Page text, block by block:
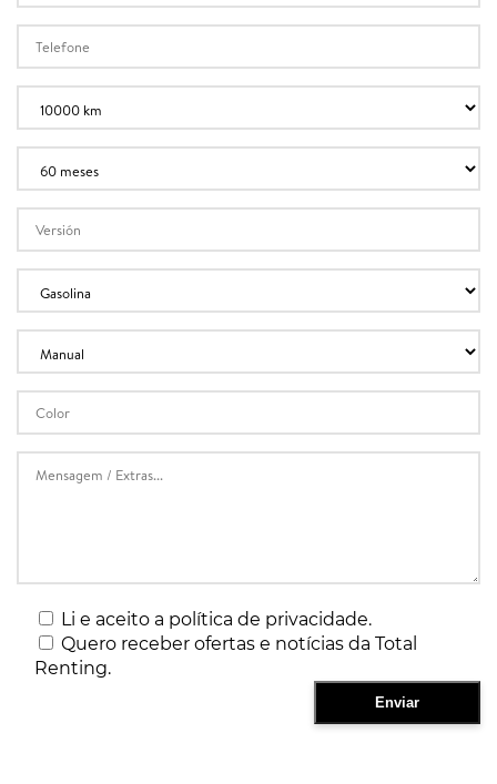
Li e aceito a política de privacidade.
Quero receber ofertas e notícias da Total
Renting.